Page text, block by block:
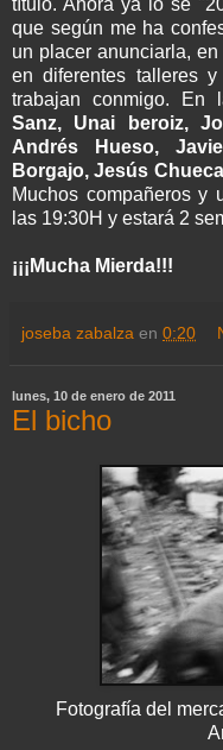
que según me ha
un placer anunciarla,
en diferentes talleres
trabajan conmigo. En
Sanz, Unai beroiz,
Andrés Hueso,
Borgajo, Jesús
Muchos compañeros y
las 19:30H y estará 2
¡¡¡Mucha Mierda!!!
joseba zabalza en 0:20
lunes, 10 de enero de 2011
El bicho
Fotografía del